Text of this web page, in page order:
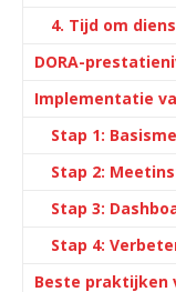
4. Tijd om
DORA-
Implementatie
Stap 1:
Stap 2:
Stap 3:
Stap 4:
Beste praktijken